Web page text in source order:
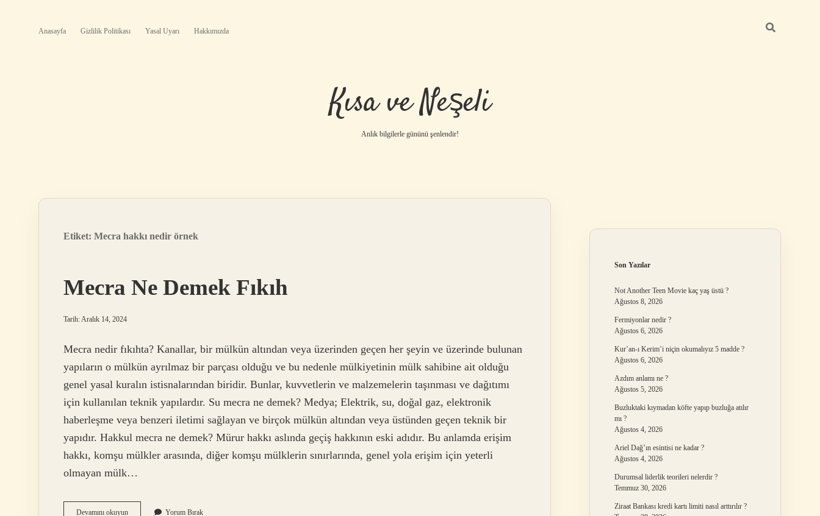
Anasayfa Gizlilik Politikası Yasal Uyarı Hakkımızda
Kısa ve Neşeli
Anlık bilgilerle gününü şenlendir!
Etiket: Mecra hakkı nedir örnek
Mecra Ne Demek Fıkıh
Tarih: Aralık 14, 2024
Mecra nedir fıkıhta? Kanallar, bir mülkün altından veya üzerinden geçen her şeyin ve üzerinde bulunan
yapıların o mülkün ayrılmaz bir parçası olduğu ve bu nedenle mülkiyetinin mülk sahibine ait olduğu
genel yasal kuralın istisnalarından biridir. Bunlar, kuvvetlerin ve malzemelerin taşınması ve dağıtımı
için kullanılan teknik yapılardır. Su mecra ne demek? Medya; Elektrik, su, doğal gaz, elektronik
haberleşme veya benzeri iletimi sağlayan ve birçok mülkün altından veya üstünden geçen teknik bir
yapıdır. Hakkul mecra ne demek? Mürur hakkı aslında geçiş hakkının eski adıdır. Bu anlamda erişim
hakkı, komşu mülkler arasında, diğer komşu mülklerin sınırlarında, genel yola erişim için yeterli
olmayan mülk…
Devamını okuyunMecra
Yorum Bırak
Son Yazılar
Not Another Teen Movie kaç yaş üstü ?
Ağustos 8, 2026
Fermiyonlar nedir ?
Ağustos 6, 2026
Kur’an-ı Kerim’i niçin okumalıyız 5 madde ?
Ağustos 6, 2026
Azdım anlamı ne ?
Ağustos 5, 2026
Buzluktaki kıymadan köfte yapıp buzluğa atılır
mı ?
Ağustos 4, 2026
Ariel Dağ’ın esintisi ne kadar ?
Ağustos 4, 2026
Durumsal liderlik teorileri nelerdir ?
Temmuz 30, 2026
Ziraat Bankası kredi kartı limiti nasıl arttırılır ?